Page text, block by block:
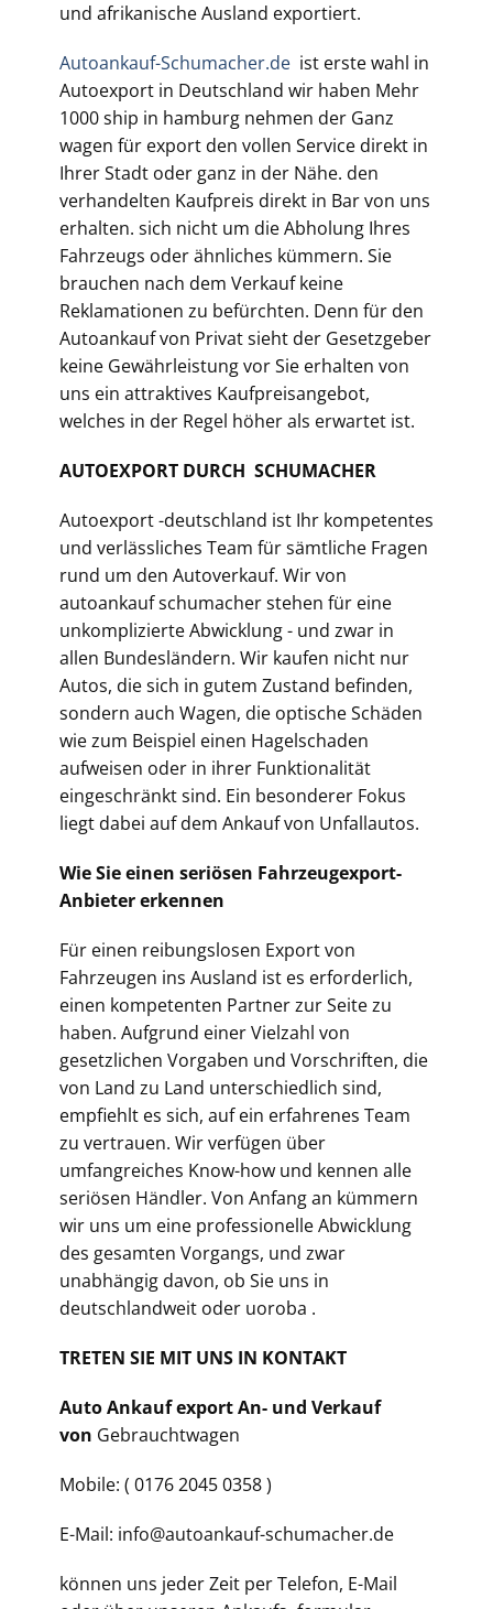
und afrikanische Ausland exportiert.
Autoankauf-Schumacher.de ist erste wahl in
Autoexport in Deutschland wir haben Mehr
1000 ship in hamburg nehmen der Ganz
wagen für export den vollen Service direkt in
Ihrer Stadt oder ganz in der Nähe. den
verhandelten Kaufpreis direkt in Bar von uns
erhalten. sich nicht um die Abholung Ihres
Fahrzeugs oder ähnliches kümmern. Sie
brauchen nach dem Verkauf keine
Reklamationen zu befürchten. Denn für den
Autoankauf von Privat sieht der Gesetzgeber
keine Gewährleistung vor Sie erhalten von
uns ein attraktives Kaufpreisangebot,
welches in der Regel höher als erwartet ist.
AUTOEXPORT DURCH SCHUMACHER
Autoexport -deutschland ist Ihr kompetentes
und verlässliches Team für sämtliche Fragen
rund um den Autoverkauf. Wir von
autoankauf schumacher stehen für eine
unkomplizierte Abwicklung - und zwar in
allen Bundesländern. Wir kaufen nicht nur
Autos, die sich in gutem Zustand befinden,
sondern auch Wagen, die optische Schäden
wie zum Beispiel einen Hagelschaden
aufweisen oder in ihrer Funktionalität
eingeschränkt sind. Ein besonderer Fokus
liegt dabei auf dem Ankauf von Unfallautos.
Wie Sie einen seriösen Fahrzeugexport-
Anbieter erkennen
Für einen reibungslosen Export von
Fahrzeugen ins Ausland ist es erforderlich,
einen kompetenten Partner zur Seite zu
haben. Aufgrund einer Vielzahl von
gesetzlichen Vorgaben und Vorschriften, die
von Land zu Land unterschiedlich sind,
empfiehlt es sich, auf ein erfahrenes Team
zu vertrauen. Wir verfügen über
umfangreiches Know-how und kennen alle
seriösen Händler. Von Anfang an kümmern
wir uns um eine professionelle Abwicklung
des gesamten Vorgangs, und zwar
unabhängig davon, ob Sie uns in
deutschlandweit oder uoroba .
TRETEN SIE MIT UNS IN KONTAKT
Auto Ankauf export An- und Verkauf
von Gebrauchtwagen
Mobile: ( 0176 2045 0358 )
E-Mail: info@autoankauf-schumacher.de
können uns jeder Zeit per Telefon, E-Mail